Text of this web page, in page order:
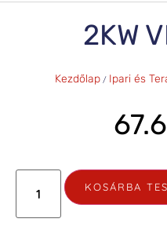
2KW
Kezdőlap/ Ipari és
KOSÁRBA